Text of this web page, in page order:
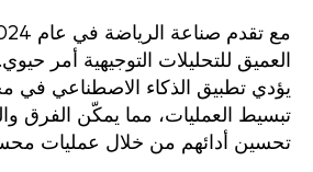
العميق للتحليلات التوجيهية أمر
يؤدي تطبيق الذكاء الاصطناعي في
تبسيط العمليات، مما يمكّن الفرق
تحسين أدائهم من خلال عمليات